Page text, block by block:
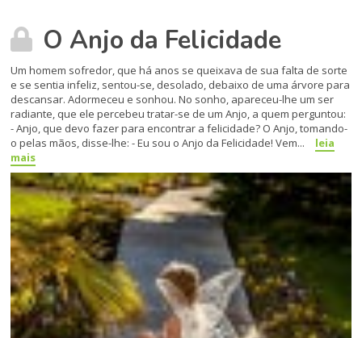
O Anjo da Felicidade
Um homem sofredor, que há anos se queixava de sua falta de sorte
e se sentia infeliz, sentou-se, desolado, debaixo de uma árvore para
descansar. Adormeceu e sonhou. No sonho, apareceu-lhe um ser
radiante, que ele percebeu tratar-se de um Anjo, a quem perguntou:
- Anjo, que devo fazer para encontrar a felicidade? O Anjo, tomando-
o pelas mãos, disse-lhe: - Eu sou o Anjo da Felicidade! Vem...
leia
mais